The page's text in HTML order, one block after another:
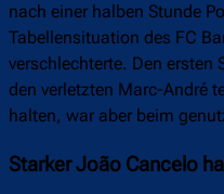
nach einer halben Stunde
Tabellensituation des FC
verschlechterte. Den ersten
den verletzten Marc-André
halten, war aber beim
Starker João Cancelo